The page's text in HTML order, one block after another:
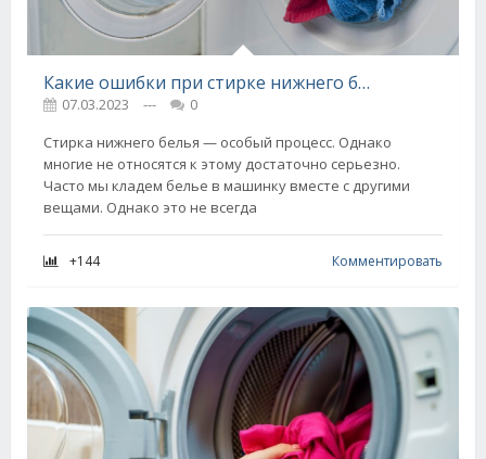
Какие ошибки при стирке нижнего белья допускают беспечные хозяйки и почему не стоит отправлять его в машинку вместе с другими вещами
07.03.2023 ---
0
Стирка нижнего белья — особый процесс. Однако
многие не относятся к этому достаточно серьезно.
Часто мы кладем белье в машинку вместе с другими
вещами. Однако это не всегда
+144 Комментировать